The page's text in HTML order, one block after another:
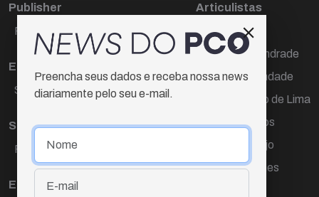
Publisher
Paulo Cesar de Oliveira
Editora Chefe
Sueli Cotta
Sub-editora
Raquel Ayres
Equipe
Articulistas
Décio Freire
Dr Marcos Andrade
Hamilton Trindade
Igor Carvalho de Lima
Mario Campos
Renata Araújo
Wagner Gomes
Preencha seus dados e receba nossa news
diariamente pelo seu e-mail.